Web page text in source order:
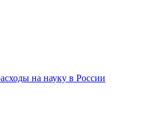
на науку в России